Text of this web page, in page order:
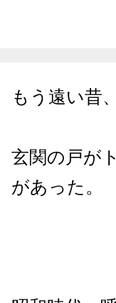
もう遠い昔
玄関の戸が
があった。